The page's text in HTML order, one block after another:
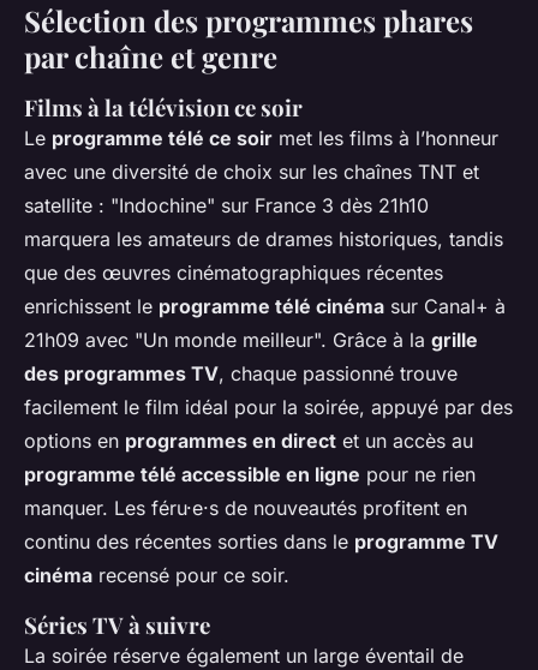
Sélection des programmes phares
par chaîne et genre
Films à la télévision ce soir
Le programme télé ce soir met les films à l’honneur
avec une diversité de choix sur les chaînes TNT et
satellite : "Indochine" sur France 3 dès 21h10
marquera les amateurs de drames historiques, tandis
que des œuvres cinématographiques récentes
enrichissent le programme télé cinéma sur Canal+ à
21h09 avec "Un monde meilleur". Grâce à la grille
des programmes TV, chaque passionné trouve
facilement le film idéal pour la soirée, appuyé par des
options en programmes en direct et un accès au
programme télé accessible en ligne pour ne rien
manquer. Les féru·e·s de nouveautés profitent en
continu des récentes sorties dans le programme TV
cinéma recensé pour ce soir.
Séries TV à suivre
La soirée réserve également un large éventail de